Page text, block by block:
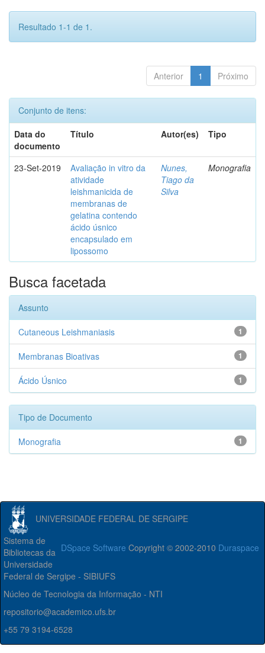
Resultado 1-1 de 1.
Anterior 1 Próximo
Conjunto de itens:
Data do
documento
Título Autor(es) Tipo
23-Set-2019
Avaliação in vitro da
atividade
leishmanicida de
membranas de
gelatina contendo
ácido úsnico
encapsulado em
lipossomo
Nunes,
Tiago da
Silva
Monografia
Busca facetada
Assunto
1
Cutaneous Leishmaniasis
1
Membranas Bioativas
1
Ácido Úsnico
Tipo de Documento
1
Monografia
UNIVERSIDADE FEDERAL DE SERGIPE
DSpace Software Copyright © 2002-2010 Duraspace
Sistema de
Bibliotecas da
Universidade
Federal de Sergipe - SIBIUFS
Núcleo de Tecnologia da Informação - NTI
repositorio@academico.ufs.br
+55 79 3194-6528